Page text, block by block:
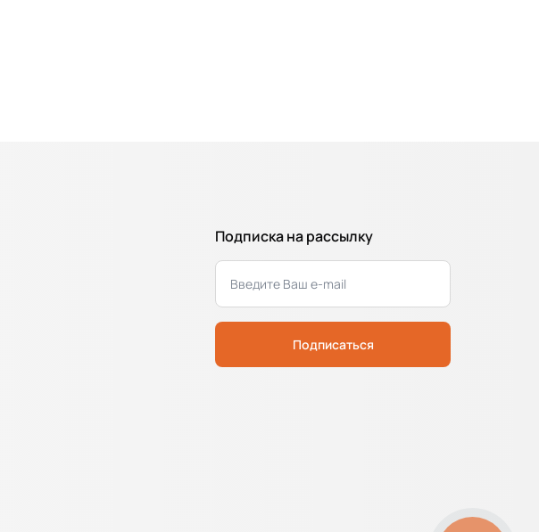
Подписка на рассылку
Подписаться